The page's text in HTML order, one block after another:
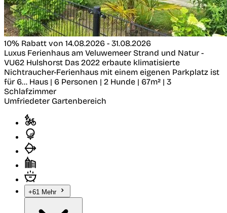
10% Rabatt von 14.08.2026 - 31.08.2026
Luxus Ferienhaus am Veluwemeer Strand und Natur -
VU62 Hulshorst Das 2022 erbaute klimatisierte
Nichtraucher-Ferienhaus mit einem eigenen Parkplatz ist
für 6... Haus | 6 Personen | 2 Hunde | 67m² | 3
Schlafzimmer
Umfriedeter Gartenbereich
+61 Mehr